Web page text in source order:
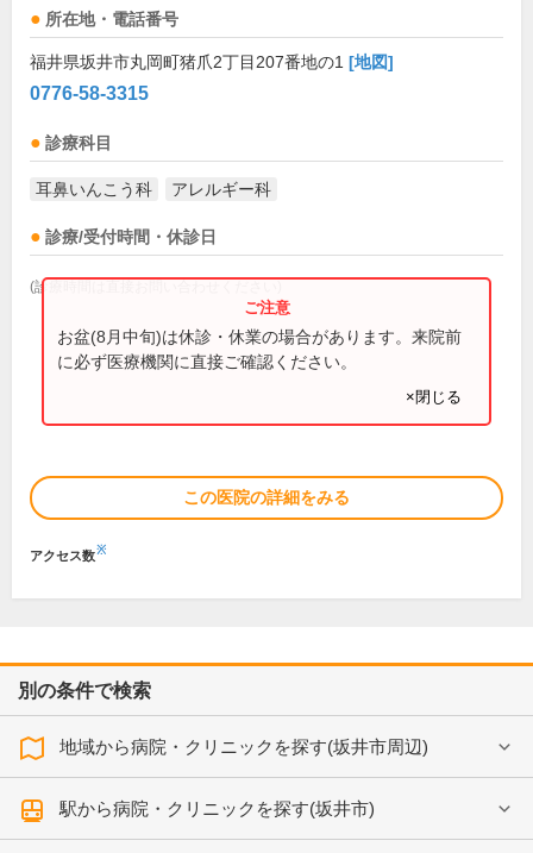
所在地・電話番号
福井県坂井市丸岡町猪爪2丁目207番地の1 [地図]
0776-58-3315
診療科目
耳鼻いんこう科 アレルギー科
診療/受付時間・休診日
(診療時間は直接お問い合わせください)
お盆(8月中旬)は休診・休業の場合があります。来院前
に必ず医療機関に直接ご確認ください。
×閉じる
この医院の詳細をみる
アクセス数※
別の条件で検索
地域から病院・クリニックを探す(坂井市周辺)
駅から病院・クリニックを探す(坂井市)